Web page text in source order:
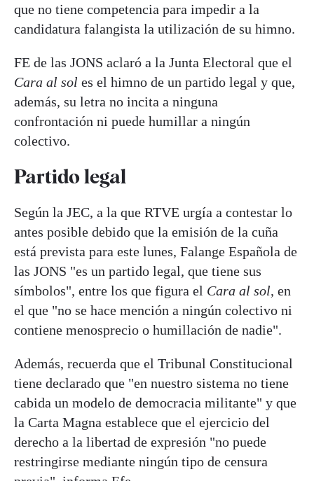
que no tiene competencia para impedir a la
candidatura falangista la utilización de su himno.
FE de las JONS aclaró a la Junta Electoral que el
Cara al sol es el himno de un partido legal y que,
además, su letra no incita a ninguna
confrontación ni puede humillar a ningún
colectivo.
Partido legal
Según la JEC, a la que RTVE urgía a contestar lo
antes posible debido que la emisión de la cuña
está prevista para este lunes, Falange Española de
las JONS "es un partido legal, que tiene sus
símbolos", entre los que figura el Cara al sol, en
el que "no se hace mención a ningún colectivo ni
contiene menosprecio o humillación de nadie".
Además, recuerda que el Tribunal Constitucional
tiene declarado que "en nuestro sistema no tiene
cabida un modelo de democracia militante" y que
la Carta Magna establece que el ejercicio del
derecho a la libertad de expresión "no puede
restringirse mediante ningún tipo de censura